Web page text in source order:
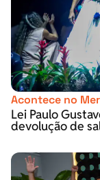
Acontece no
Lei Paulo
devolução de